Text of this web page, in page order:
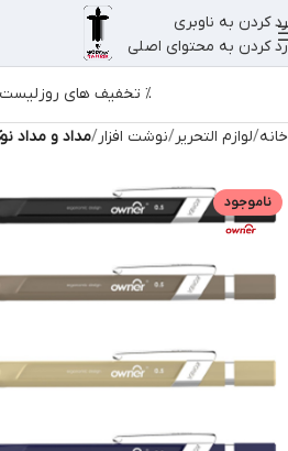
رد کردن به ناوبری
رد کردن به محتوای اصلی
% تخفیف های روز
خانه لوازم التحریر نوشت افزار مداد و مداد
ناموجود